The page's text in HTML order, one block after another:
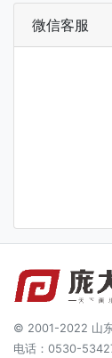
微信客服
© 2001-2022 山
电话：0530-